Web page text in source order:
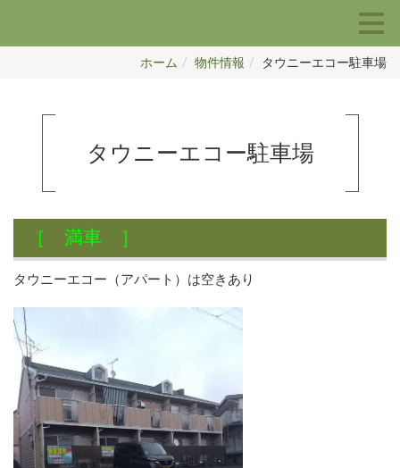
ホーム 物件情報 タウニーエコー駐車場
タウニーエコー駐車場
［ 満車 ］
タウニーエコー（アパート）は空きあり